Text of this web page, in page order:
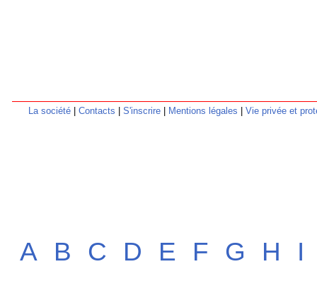
La société Contacts S'inscrire Mentions légales Vie privée et
A B C D E F G H I